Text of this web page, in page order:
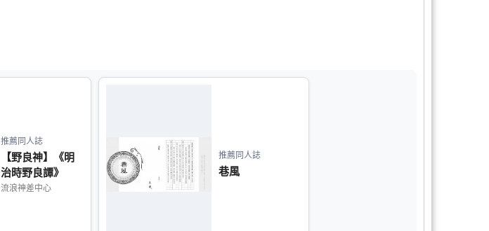
推薦同人誌
【野良神】《明
治時野良譚》
流浪神差中心
推薦同人誌
巷風